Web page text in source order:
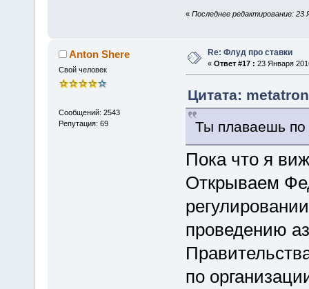
« Последнее редактирование: 23
Anton Shere
Свой человек
Сообщений: 2543
Репутация: 69
Re: Флуд про ставки
« Ответ #17 : 23 Января
Цитата:
Ты плаваешь по
Пока что я
Открываем
проведению
по